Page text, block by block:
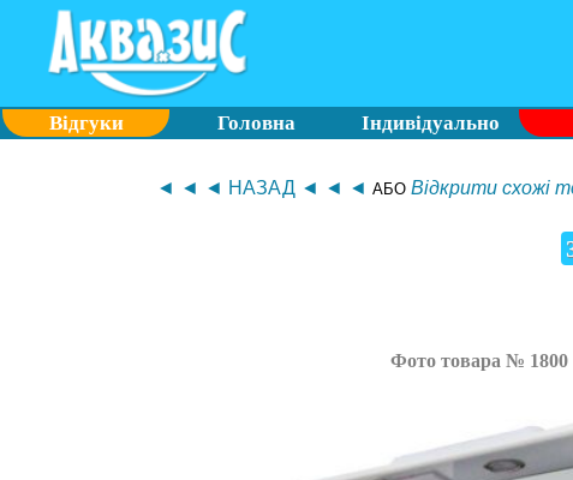
Відгуки Головна Індивідуально
◄ ◄ ◄ НАЗАД ◄ ◄ ◄ АБО Відкрити схожі
Фото товара № 1800